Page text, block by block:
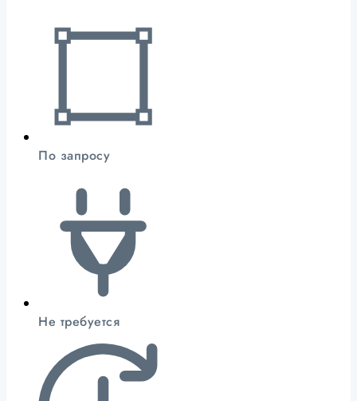
По запросу
Не требуется